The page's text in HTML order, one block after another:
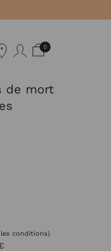
0
de mort
conditions)